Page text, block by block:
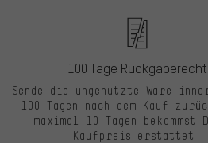
100 Tage Rückgaberecht
Sende die ungenutzte Ware
100 Tagen nach dem Kauf
maximal 10 Tagen bekommst
Kaufpreis erstattet.